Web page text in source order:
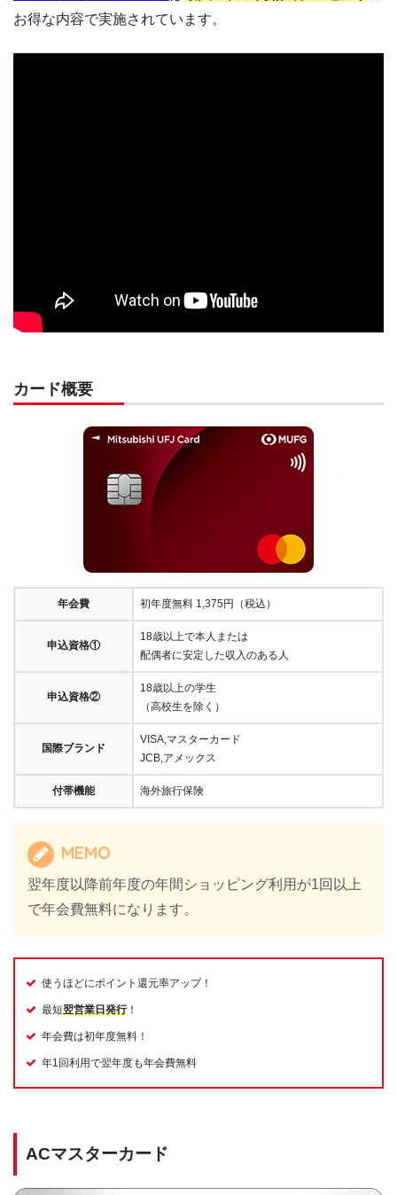
お得な内容で実施されています。
カード概要
年会費 初年度無料 1,375円（税込）
申込資格①
18歳以上で本人または
配偶者に安定した収入のある人
申込資格②
18歳以上の学生
（高校生を除く）
国際ブランド
VISA,マスターカード
JCB,アメックス
付帯機能 海外旅行保険
MEMO
翌年度以降前年度の年間ショッピング利用が1回以上
で年会費無料になります。
使うほどにポイント還元率アップ！
最短翌営業日発行！
年会費は初年度無料！
年1回利用で翌年度も年会費無料
ACマスターカード